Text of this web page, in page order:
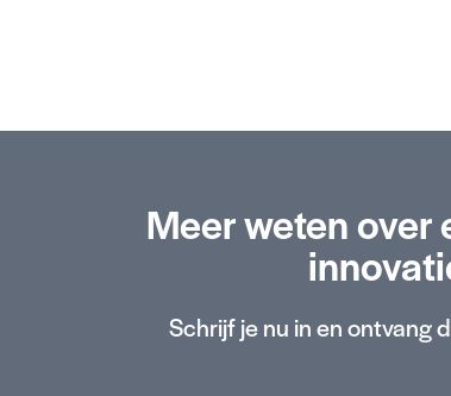
Meer weten over
Schrijf je nu in en ontvang